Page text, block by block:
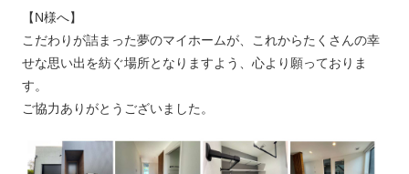
【N様へ】
こだわりが詰まった夢のマイホームが、これからたくさんの幸
せな思い出を紡ぐ場所となりますよう、心より願っておりま
す。
ご協力ありがとうございました。